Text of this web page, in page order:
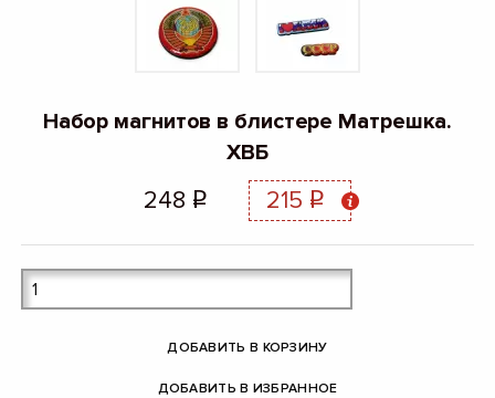
Набор магнитов в блистере Матрешка.
ХВБ
248 q 215 q
ДОБАВИТЬ В КОРЗИНУ
ДОБАВИТЬ В ИЗБРАННОЕ